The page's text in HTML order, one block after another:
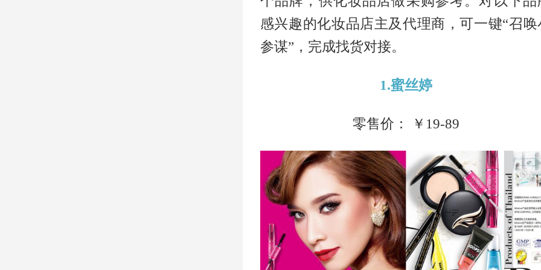
感兴趣的化妆品店主及代理商，可一键“召唤
参谋”，完成找货对接。
1.蜜丝婷
零售价： ￥19-89